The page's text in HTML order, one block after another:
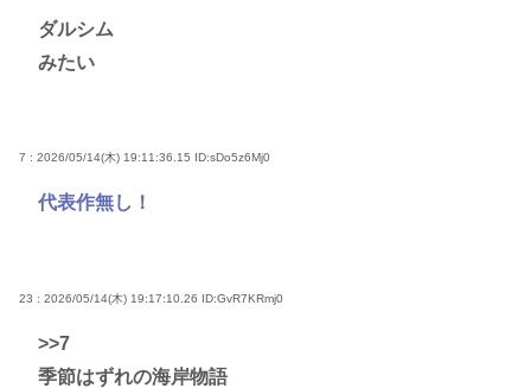
ダルシム
みたい
7 : 2026/05/14(木) 19:11:36.15 ID:sDo5z6Mj0
代表作無し！
23 : 2026/05/14(木) 19:17:10.26 ID:GvR7KRmj0
>>7
季節はずれの海岸物語